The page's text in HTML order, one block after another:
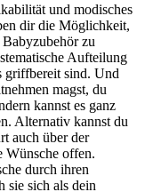
und modisches
dir die Möglichkeit,
zu
Aufteilung
griffbereit sind. Und
magst, du
kannst es ganz
Alternativ kannst du
auch über der
Wünsche offen.
durch ihren
sie sich als dein